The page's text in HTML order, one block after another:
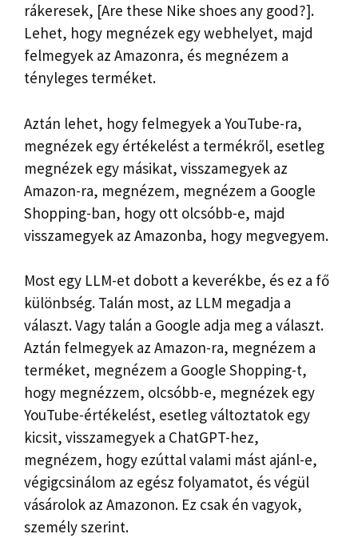
rákeresek, [Are these Nike shoes any good?].
Lehet, hogy megnézek egy webhelyet, majd
felmegyek az Amazonra, és megnézem a
tényleges terméket.
Aztán lehet, hogy felmegyek a YouTube-ra,
megnézek egy értékelést a termékről, esetleg
megnézek egy másikat, visszamegyek az
Amazon-ra, megnézem, megnézem a Google
Shopping-ban, hogy ott olcsóbb-e, majd
visszamegyek az Amazonba, hogy megvegyem.
Most egy LLM-et dobott a keverékbe, és ez a fő
különbség. Talán most, az LLM megadja a
választ. Vagy talán a Google adja meg a választ.
Aztán felmegyek az Amazon-ra, megnézem a
terméket, megnézem a Google Shopping-t,
hogy megnézzem, olcsóbb-e, megnézek egy
YouTube-értékelést, esetleg változtatok egy
kicsit, visszamegyek a ChatGPT-hez,
megnézem, hogy ezúttal valami mást ajánl-e,
végigcsinálom az egész folyamatot, és végül
vásárolok az Amazonon. Ez csak én vagyok,
személy szerint.